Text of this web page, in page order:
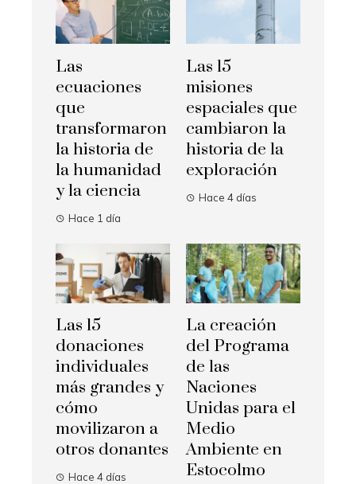
Las
ecuaciones
que
transformaron
la historia de
la humanidad
y la ciencia
Hace 1 día
Las 15
misiones
espaciales que
cambiaron la
historia de la
exploración
Hace 4 días
Las 15
donaciones
individuales
más grandes y
cómo
movilizaron a
otros donantes
Hace 4 días
La creación
del Programa
de las
Naciones
Unidas para el
Medio
Ambiente en
Estocolmo